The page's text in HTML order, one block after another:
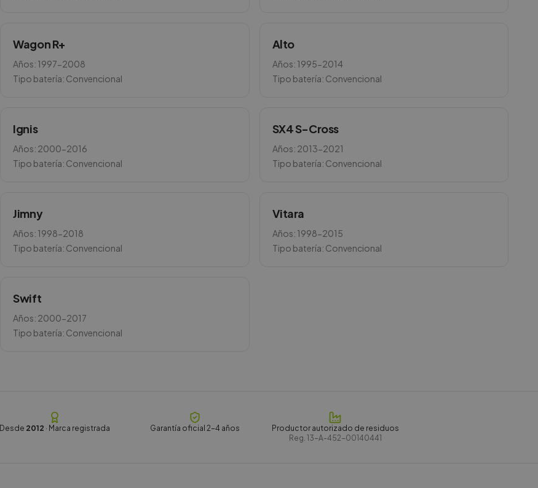
Wagon R+
Años: 1997-2008
Tipo batería: Convencional
Alto
Años: 1995-2014
Tipo batería: Convencional
Ignis
Años: 2000-2016
Tipo batería: Convencional
SX4 S-Cross
Años: 2013-2021
Tipo batería: Convencional
Jimny
Años: 1998-2018
Tipo batería: Convencional
Vitara
Años: 1998-2015
Tipo batería: Convencional
Swift
Años: 2000-2017
Tipo batería: Convencional
Desde 2012 · Marca registrada Garantía oficial 2-4 años
Productor autorizado de residuos
Reg. 13-A-452-00140441